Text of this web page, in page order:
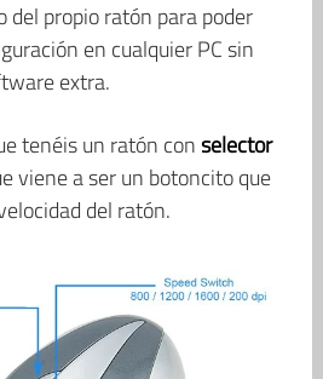
del propio ratón para poder
en cualquier PC sin
extra.
tenéis un ratón conselector
viene a ser un botoncito que
del ratón.